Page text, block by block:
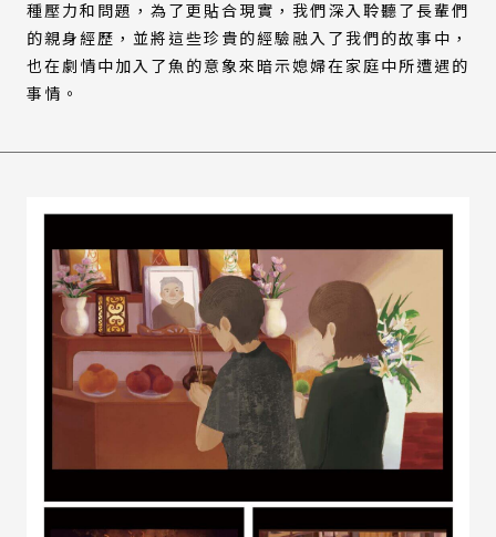
種壓力和問題，為了更貼合現實，我們深入聆聽了長輩們
的親身經歷，並將這些珍貴的經驗融入了我們的故事中，
也在劇情中加入了魚的意象來暗示媳婦在家庭中所遭遇的
事情。